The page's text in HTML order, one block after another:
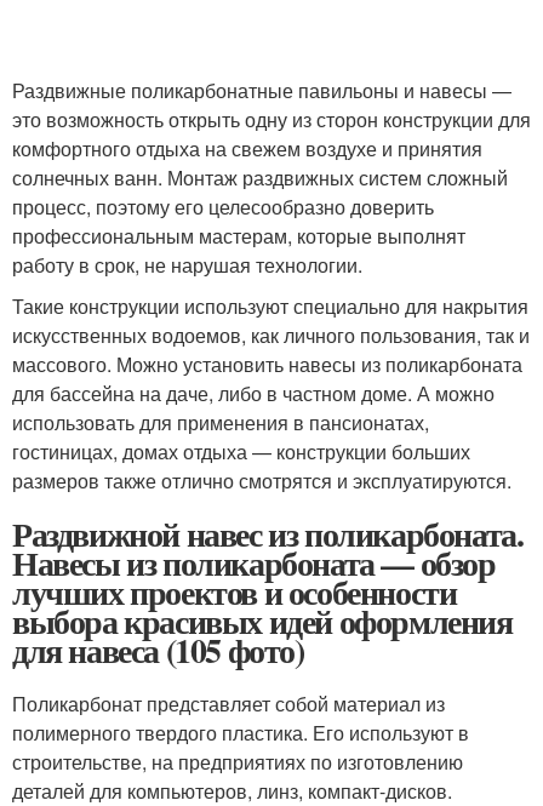
Раздвижные поликарбонатные павильоны и навесы —
это возможность открыть одну из сторон конструкции для
комфортного отдыха на свежем воздухе и принятия
солнечных ванн. Монтаж раздвижных систем сложный
процесс, поэтому его целесообразно доверить
профессиональным мастерам, которые выполнят
работу в срок, не нарушая технологии.
Такие конструкции используют специально для накрытия
искусственных водоемов, как личного пользования, так и
массового. Можно установить навесы из поликарбоната
для бассейна на даче, либо в частном доме. А можно
использовать для применения в пансионатах,
гостиницах, домах отдыха — конструкции больших
размеров также отлично смотрятся и эксплуатируются.
Раздвижной навес из поликарбоната.
Навесы из поликарбоната — обзор
лучших проектов и особенности
выбора красивых идей оформления
для навеса (105 фото)
Поликарбонат представляет собой материал из
полимерного твердого пластика. Его используют в
строительстве, на предприятиях по изготовлению
деталей для компьютеров, линз, компакт-дисков.